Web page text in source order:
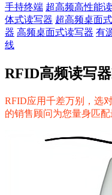
手持终端 超高频高性能
体式读写器 超高频桌面
器 高频桌面式读写器 有
线
RFID高频读写
RFID应用千差万别，选
的销售顾问为您量身匹配